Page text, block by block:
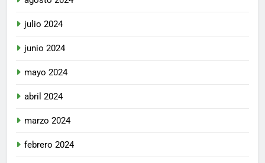
julio 2024
junio 2024
mayo 2024
abril 2024
marzo 2024
febrero 2024